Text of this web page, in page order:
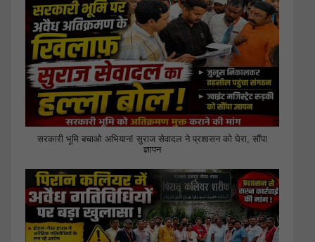
सरकारी भूमि बचाओ अभियान! सुराज सेवादल ने प्रशासन को घेरा, सौंपा
ज्ञापन